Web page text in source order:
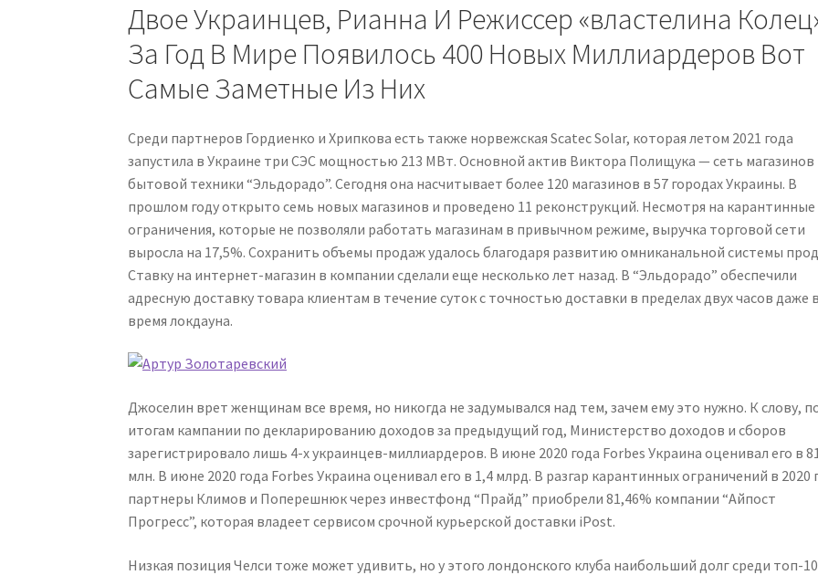
Двое Украинцев, Рианна И Режиссер «властелина
За Год В Мире Появилось 400 Новых Миллиардеров Вот
Самые Заметные Из Них
Среди партнеров Гордиенко и Хрипкова есть также норвежская Scatec Solar, которая летом 2021 года
запустила в Украине три СЭС мощностью 213 МВт. Основной актив Виктора Полищука — сеть магазинов
бытовой техники “Эльдорадо”. Сегодня она насчитывает более 120 магазинов в 57 городах Украины. В
прошлом году открыто семь новых магазинов и проведено 11 реконструкций. Несмотря на карантинные
ограничения, которые не позволяли работать магазинам в привычном режиме, выручка торговой сети
выросла на 17,5%. Сохранить объемы продаж удалось благодаря развитию омниканальной системы
Ставку на интернет-магазин в компании сделали еще несколько лет назад. В “Эльдорадо” обеспечили
адресную доставку товара клиентам в течение суток с точностью доставки в пределах двух часов даже
время локдауна.
Джоселин врет женщинам все время, но никогда не задумывался над тем, зачем ему это нужно. К слову,
итогам кампании по декларированию доходов за предыдущий год, Министерство доходов и сборов
зарегистрировало лишь 4-х украинцев-миллиардеров. В июне 2020 года Forbes Украина оценивал его в
млн. В июне 2020 года Forbes Украина оценивал его в 1,4 млрд. В разгар карантинных ограничений в 2020
партнеры Климов и Поперешнюк через инвестфонд “Прайд” приобрели 81,46% компании “Айпост
Прогресс”, которая владеет сервисом срочной курьерской доставки iPost.
Низкая позиция Челси тоже может удивить, но у этого лондонского клуба наибольший долг среди топ-